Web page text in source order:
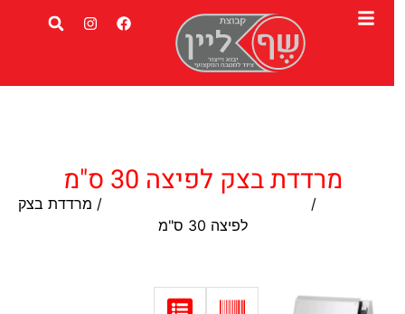
מרדדת בצק לפיצה 30 ס"מ
מרדדת בצק ופותחות בצק לפיצה
/ מרדדת בצק
לפיצה 30 ס"מ